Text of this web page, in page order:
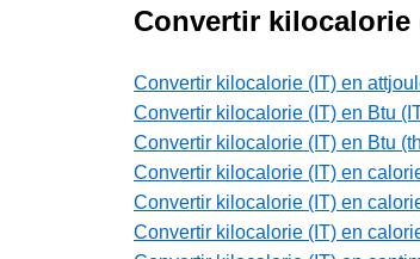
Convertir kilocalorie
Convertir kilocalorie (IT) en
Convertir kilocalorie (IT) en Btu
Convertir kilocalorie (IT) en Btu
Convertir kilocalorie (IT) en
Convertir kilocalorie (IT) en
Convertir kilocalorie (IT) en